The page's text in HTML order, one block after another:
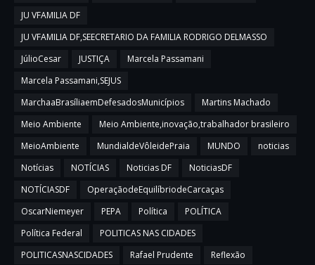
JU VFAMILIA DF
JU VFAMILIA DF,SEECRETARIO DA FAMILIA RODRIGO DELMASSO
JúlioCesar
JUSTIÇA
Marcela Passamani
Marcela Passamani,SEJUS
MarchaaBrasíliaemDefesadosMunicípios
Martins Machado
Meio Ambiente
Meio Ambiente,inovação,trabalhador brasileiro
MeioAmbiente
MundialdeVôleidePraia MUNDO
noticias
Notícias
NOTÍCIAS Noticias DF
NoticiasDF
NOTÍCIASDF
OperaçãodeEquilíbriodeCarcaças
OscarNiemeyer
PEPA Política
POLÍTICA
Política Federal
POLITICAS NAS CIDADES
POLITICASNASCIDADES
Rafael Prudente
Reflexão